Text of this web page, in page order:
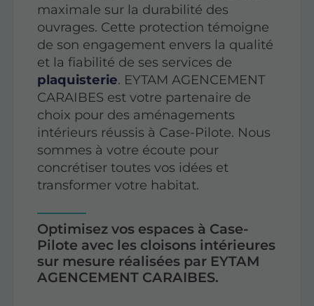
maximale sur la durabilité des
ouvrages. Cette protection témoigne
de son engagement envers la qualité
et la fiabilité de ses services de
plaquisterie. EYTAM AGENCEMENT
CARAIBES est votre partenaire de
choix pour des aménagements
intérieurs réussis à Case-Pilote. Nous
sommes à votre écoute pour
concrétiser toutes vos idées et
transformer votre habitat.
Optimisez vos espaces à Case-
Pilote avec les cloisons intérieures
sur mesure réalisées par EYTAM
AGENCEMENT CARAIBES.